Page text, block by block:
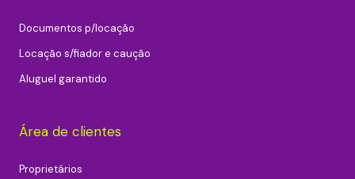
Documentos p/locação
Locação s/fiador e caução
Aluguel garantido
Área de clientes
Proprietários